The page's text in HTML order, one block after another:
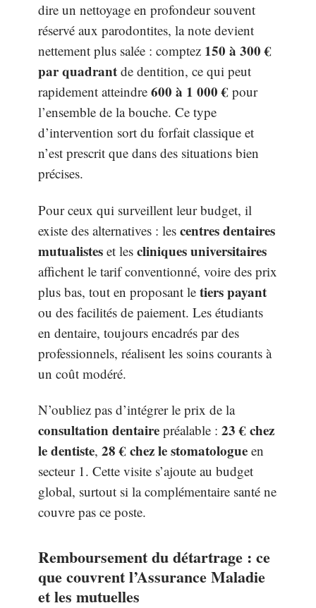
dire un nettoyage en profondeur souvent
réservé aux parodontites, la note devient
nettement plus salée : comptez 150 à 300 €
par quadrant de dentition, ce qui peut
rapidement atteindre 600 à 1 000 € pour
l’ensemble de la bouche. Ce type
d’intervention sort du forfait classique et
n’est prescrit que dans des situations bien
précises.
Pour ceux qui surveillent leur budget, il
existe des alternatives : les centres dentaires
mutualistes et les cliniques universitaires
affichent le tarif conventionné, voire des prix
plus bas, tout en proposant le tiers payant
ou des facilités de paiement. Les étudiants
en dentaire, toujours encadrés par des
professionnels, réalisent les soins courants à
un coût modéré.
N’oubliez pas d’intégrer le prix de la
consultation dentaire préalable : 23 € chez
le dentiste, 28 € chez le stomatologue en
secteur 1. Cette visite s’ajoute au budget
global, surtout si la complémentaire santé ne
couvre pas ce poste.
Remboursement du détartrage : ce
que couvrent l’Assurance Maladie
et les mutuelles